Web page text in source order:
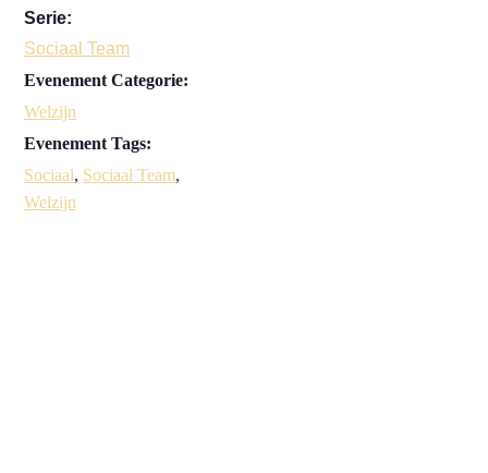
Serie:
Sociaal Team
Evenement Categorie:
Welzijn
Evenement Tags:
Sociaal, Sociaal Team,
Welzijn